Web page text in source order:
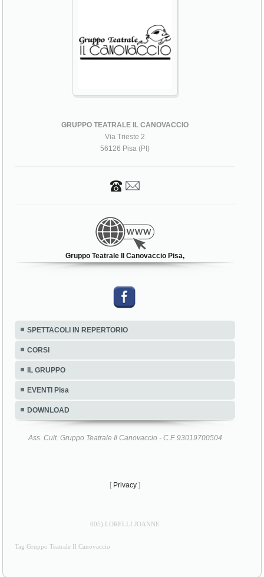
GRUPPO TEATRALE IL CANOVACCIO
Via Trieste 2
56126 Pisa (PI)
Gruppo Teatrale Il Canovaccio Pisa,
SPETTACOLI IN REPERTORIO
CORSI
IL GRUPPO
EVENTI Pisa
DOWNLOAD
Ass. Cult. Gruppo Teatrale Il Canovaccio - C.F. 93019700504
[ Privacy ]
005) LORELLI JOANNE
Tag Gruppo Teatrale Il Canovaccio